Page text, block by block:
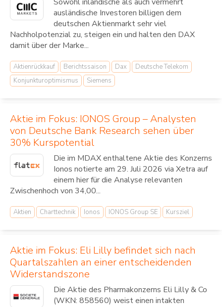
ausländische Investoren billigen dem
deutschen Aktienmarkt sehr viel
Nachholpotenzial zu, steigen ein und halten den DAX
damit über der Marke...
Aktienrückkauf Berichtssaison Dax
Deutsche Telekom
Konjunkturoptimismus
Siemens
Aktie im Fokus: IONOS Group – Analysten
von Deutsche Bank Research sehen über
30% Kurspotential
Die im MDAX enthaltene Aktie des Konzerns
Ionos notierte am 29. Juli 2026 via Xetra auf
einem hier für die Analyse relevanten
Zwischenhoch von 34,00...
Aktien Charttechnik Ionos IONOS Group SE Kursziel
Aktie im Fokus: Eli Lilly befindet sich nach
Quartalszahlen an einer entscheidenden
Widerstandszone
Die Aktie des Pharmakonzerns Eli Lilly & Co
(WKN: 858560) weist einen intakten